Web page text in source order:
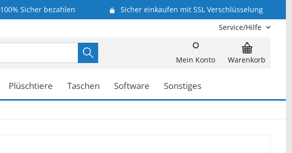
100% Sicher bezahlen
Sicher einkaufen mit SSL Verschlüsselung
Service/Hilfe
Warenkorb
Mein Konto
Plüschtiere Taschen Software Sonstiges